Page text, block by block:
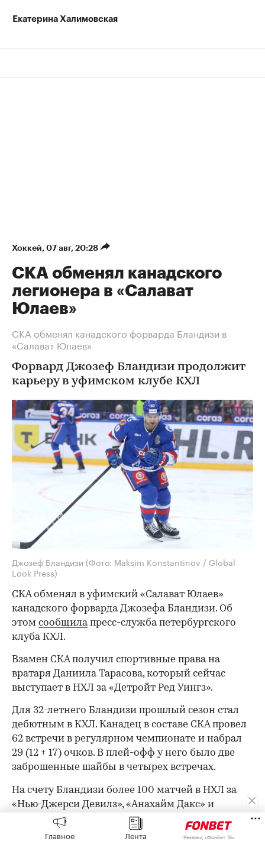
Екатерина Халимовская
Хоккей⁠, 07 авг, 20:28
СКА обменял канадского
легионера в «Салават
Юлаев»
СКА обменял канадского форварда Бландизи в
«Салават Юлаев»
Форвард Джозеф Бландизи продолжит
карьеру в уфимском клубе КХЛ
Джозеф Бландизи (Фото: Maksim Konstantinov / Global
Look Press)
СКА обменял в уфимский «Салават Юлаев»
канадского форварда Джозефа Бландизи. Об
этом сообщилапресс-служба петербургского
клуба КХЛ.
Взамен СКА получил спортивные права на
вратаря Даниила Тарасова, который сейчас
выступает в НХЛ за «Детройт Ред Уингз».
Для 32-летнего Бландизи прошлый сезон стал
дебютным в КХЛ. Канадец в составе СКА провел
62 встречи в регулярном чемпионате и набрал
29 (12 + 17) очков. В плей-офф у него было две
заброшенные шайбы в четырех встречах.
На счету Бландизи более 100 матчей в НХЛ за
«Нью-Джерси Девилз», «Анахайм Дакс» и
«Питтсбург Пингвинз».
Главное Лента Реклама, «Фонбет ТВ»